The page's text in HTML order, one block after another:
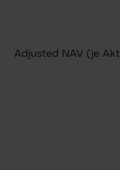
Adjusted NAV (je